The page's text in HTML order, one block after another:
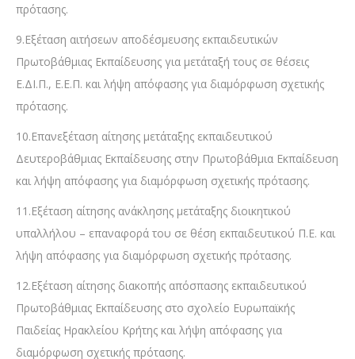
πρότασης.
9.Εξέταση αιτήσεων αποδέσμευσης εκπαιδευτικών
Πρωτοβάθμιας Εκπαίδευσης για μετάταξή τους σε θέσεις
Ε.ΔΙ.Π., Ε.Ε.Π. και λήψη απόφασης για διαμόρφωση σχετικής
πρότασης.
10.Επανεξέταση αίτησης μετάταξης εκπαιδευτικού
Δευτεροβάθμιας Εκπαίδευσης στην Πρωτοβάθμια Εκπαίδευση
και λήψη απόφασης για διαμόρφωση σχετικής πρότασης.
11.Εξέταση αίτησης ανάκλησης μετάταξης διοικητικού
υπαλλήλου – επαναφορά του σε θέση εκπαιδευτικού Π.Ε. και
λήψη απόφασης για διαμόρφωση σχετικής πρότασης.
12.Εξέταση αίτησης διακοπής απόσπασης εκπαιδευτικού
Πρωτοβάθμιας Εκπαίδευσης στο σχολείο Ευρωπαϊκής
Παιδείας Ηρακλείου Κρήτης και λήψη απόφασης για
διαμόρφωση σχετικής πρότασης.